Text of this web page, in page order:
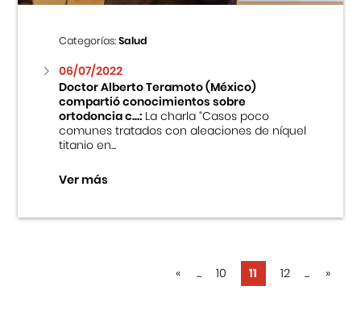
Categorías:Salud
06/07/2022
Doctor Alberto Teramoto (México)
compartió conocimientos sobre
ortodoncia c...:La charla “Casos poco
comunes tratados con aleaciones de níquel
titanio en...
Ver más
« ... 10 11 12 ... »